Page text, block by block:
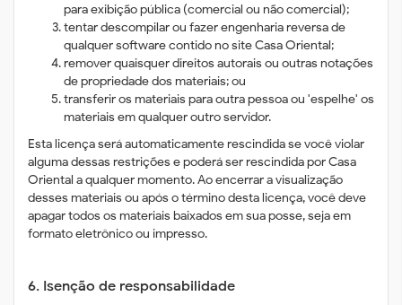
para exibição pública (comercial ou não comercial);
tentar descompilar ou fazer engenharia reversa de
qualquer software contido no site Casa Oriental;
remover quaisquer direitos autorais ou outras notações
de propriedade dos materiais; ou
transferir os materiais para outra pessoa ou 'espelhe' os
materiais em qualquer outro servidor.
Esta licença será automaticamente rescindida se você violar
alguma dessas restrições e poderá ser rescindida por Casa
Oriental a qualquer momento. Ao encerrar a visualização
desses materiais ou após o término desta licença, você deve
apagar todos os materiais baixados em sua posse, seja em
formato eletrônico ou impresso.
6. Isenção de responsabilidade